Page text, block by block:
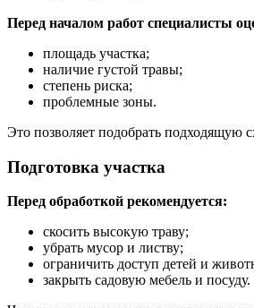
Перед началом работ специалисты
площадь участка;
наличие густой травы;
степень риска;
проблемные зоны.
Это позволяет подобрать подходящую
Подготовка участка
Перед обработкой рекомендуется:
скосить высокую траву;
убрать мусор и листву;
ограничить доступ детей и
закрыть садовую мебель и посуду.